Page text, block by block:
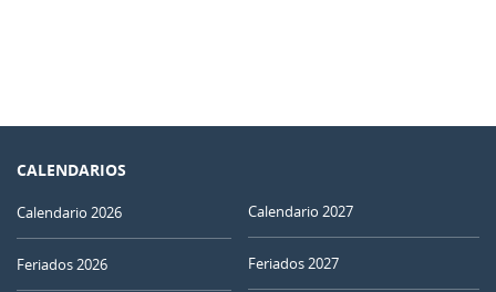
CALENDARIOS
Calendario 2026
Feriados 2026
Calendario 2027
Feriados 2027